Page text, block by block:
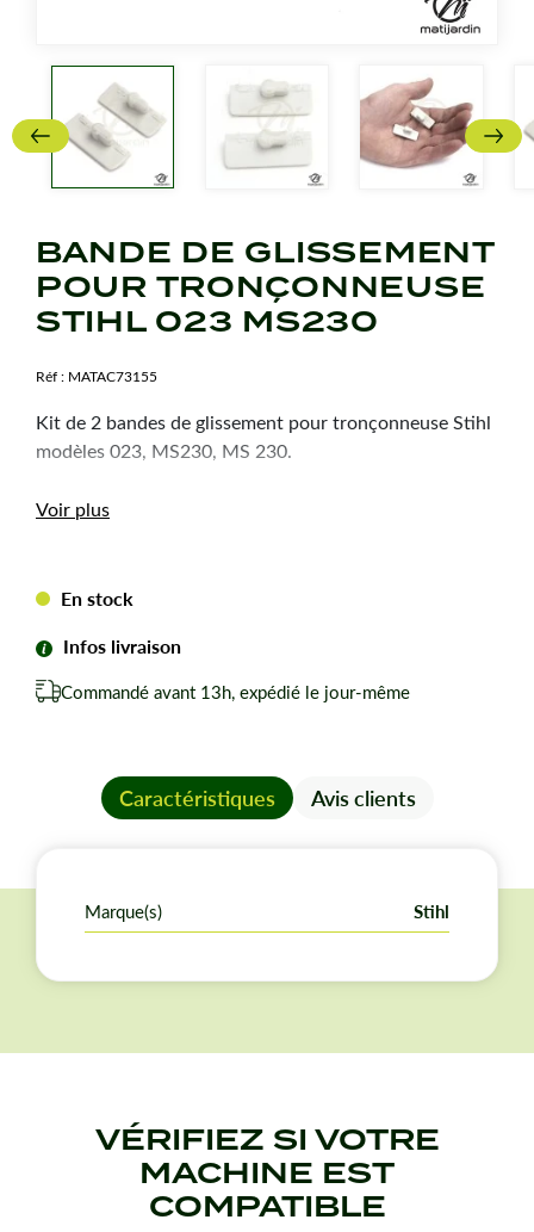
BANDE DE GLISSEMENT
POUR TRONÇONNEUSE
STIHL 023 MS230
Réf : MATAC73155
Kit de 2 bandes de glissement pour tronçonneuse Stihl
modèles 023, MS230, MS 230.
Voir plus
En stock
Infos livraison
Commandé avant 13h, expédié le jour-même
Caractéristiques Avis clients
Marque(s) Stihl
VÉRIFIEZ SI VOTRE
MACHINE EST
COMPATIBLE